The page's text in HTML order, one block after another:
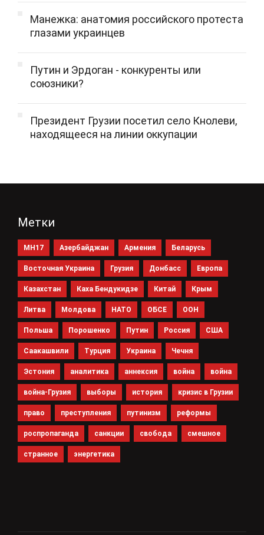
Манежка: анатомия российского протеста
глазами украинцев
Путин и Эрдоган - конкуренты или
союзники?
Президент Грузии посетил село Кнолеви,
находящееся на линии оккупации
Метки
MH17 Азербайджан Армения Беларусь
Восточная Украина Грузия Донбасс Европа
Казахстан Каха Бендукидзе Китай Крым
Литва Молдова НАТО ОБСЕ ООН
Польша Порошенко Путин Россия США
Саакашвили Турция Украина Чечня
Эстония аналитика аннексия война война
война-Грузия выборы история кризис в Грузии
право преступления путинизм реформы
роспропаганда санкции свобода смешное
странное энергетика